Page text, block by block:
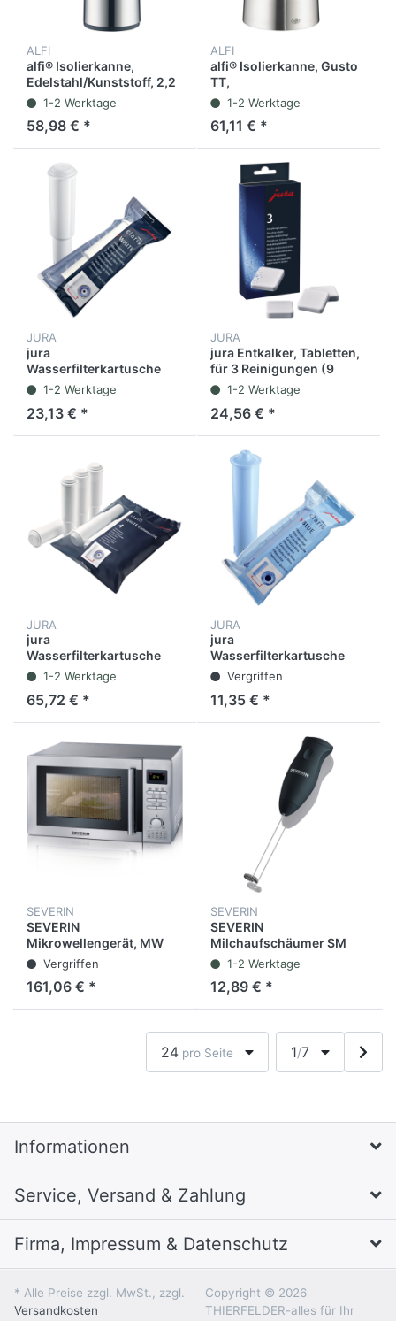
ALFI
alfi® Isolierkanne,
Edelstahl/Kunststoff, 2,2
l, edelstahl/schwarz
1-2 Werktage
58,98 € *
ALFI
alfi® Isolierkanne, Gusto
TT,
spülmaschinengeeignet,
Einhandausgießtaste, 1,5
l, edelstahl, matt
1-2 Werktage
61,11 € *
JURA
jura
Wasserfilterkartusche
claris WHITE
1-2 Werktage
23,13 € *
JURA
jura Entkalker, Tabletten,
für 3 Reinigungen (9
Stück)
1-2 Werktage
24,56 € *
JURA
jura
Wasserfilterkartusche
claris WHITE (4 Stück)
1-2 Werktage
65,72 € *
JURA
jura
Wasserfilterkartusche
claris BLUE
Vergriffen
11,35 € *
SEVERIN
SEVERIN
Mikrowellengerät, MW
7868, mit Grill / Heißluft,
900 W, 25 l, 515 x 460 x
310 mm, edelstahl
Vergriffen
161,06 € *
SEVERIN
SEVERIN
Milchaufschäumer SM
3590, Batteriebetrieb,
1-2 Werktage
12,89 € *
24 pro Seite 1/7
Informationen
Service, Versand & Zahlung
Firma, Impressum & Datenschutz
* Alle Preise zzgl. MwSt., zzgl.
Versandkosten
Copyright © 2026
THIERFELDER-alles für Ihr